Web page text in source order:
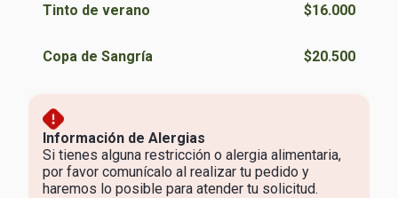
Tinto de verano $16.000
Copa de Sangría $20.500
Información de Alergias
Si tienes alguna restricción o alergia alimentaria,
por favor comunícalo al realizar tu pedido y
haremos lo posible para atender tu solicitud.